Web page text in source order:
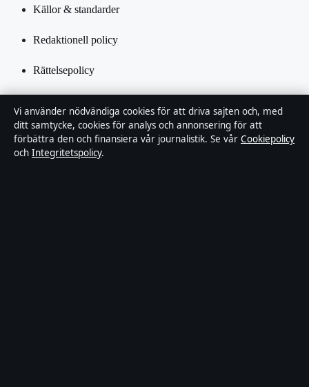
Källor & standarder
Redaktionell policy
Rättelsepolicy
Integritetspolicy
Kändisar & integritet
Vi använder nödvändiga cookies för att driva sajten och, med
ditt samtycke, cookies för analys och annonsering för att
förbättra den och finansiera vår journalistik. Se vår Cookiepolicy
och Integritetspolicy.